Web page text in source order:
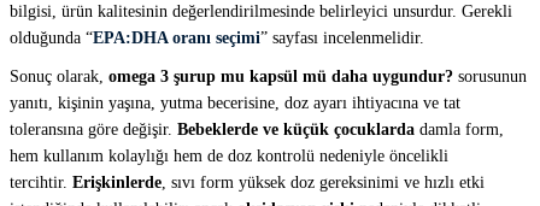
bilgisi, ürün kalitesinin değerlendirilmesinde belirleyici unsurdur. Gerekli
olduğunda “EPA:DHA oranı seçimi” sayfası incelenmelidir.
Sonuç olarak, omega 3 şurup mu kapsül mü daha uygundur? sorusunun
yanıtı, kişinin yaşına, yutma becerisine, doz ayarı ihtiyacına ve tat
toleransına göre değişir. Bebeklerde ve küçük çocuklarda damla form,
hem kullanım kolaylığı hem de doz kontrolü nedeniyle öncelikli
tercihtir. Erişkinlerde , sıvı form yüksek doz gereksinimi ve hızlı etki